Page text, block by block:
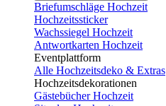
Briefumschläge Hochzeit
Hochzeitssticker
Wachssiegel Hochzeit
Antwortkarten Hochzeit
Eventplattform
Alle Hochzeitsdeko & Extras
Hochzeitsdekorationen
Gästebücher Hochzeit